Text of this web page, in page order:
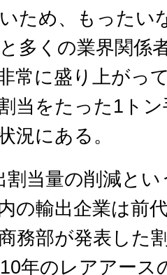
ため、もったい
多くの業界関係
常に盛り上がっ
当をたった1ト
況にある。
割当量の削減と
の輸出企業は前
務部が発表した
年のレアアース